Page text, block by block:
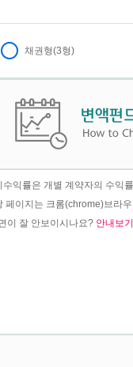
채권형(3형)
수익률은 개별 계약자의 수익
페이지는 크롬(chrome)브라
이 잘 안보이시나요? 안내보기